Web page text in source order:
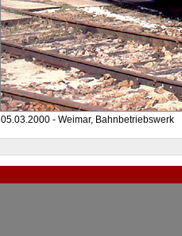
05.03.2000 - Weimar, Bahnbetriebswerk